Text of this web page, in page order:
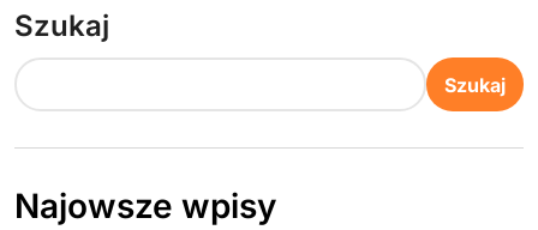
Szukaj
Szukaj
Najowsze wpisy